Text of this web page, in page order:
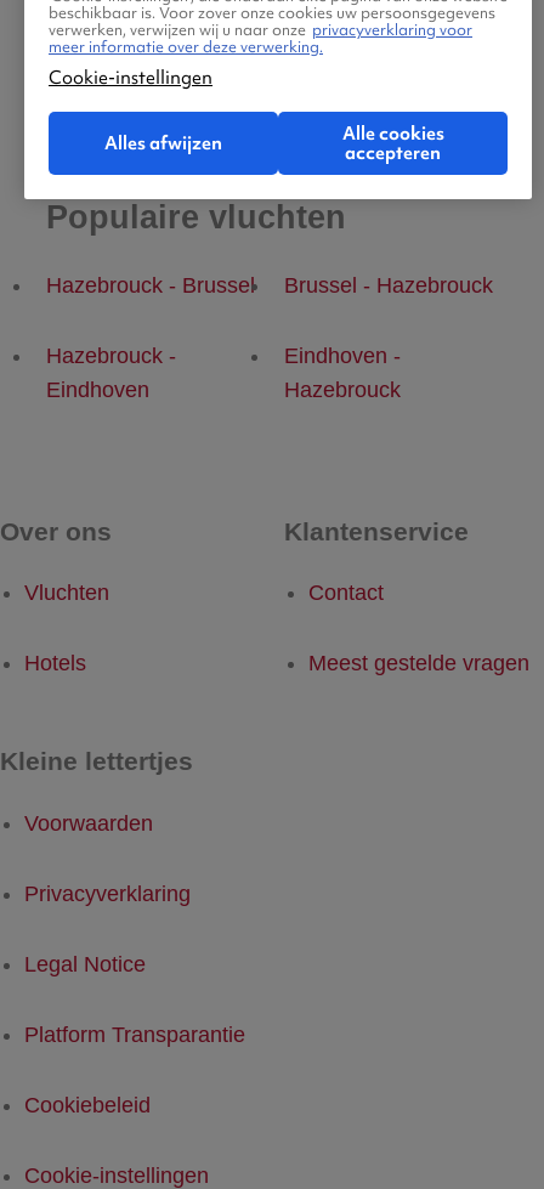
Populaire vluchten
Hazebrouck - Brussel Brussel - Hazebrouck
Hazebrouck -
Eindhoven
Eindhoven -
Hazebrouck
Over ons
Vluchten
Hotels
Klantenservice
Contact
Meest gestelde vragen
Kleine lettertjes
Voorwaarden
Privacyverklaring
Legal Notice
Platform Transparantie
Cookiebeleid
Cookie-instellingen
beschikbaar is. Voor zover onze cookies uw persoonsgegevens
verwerken, verwijzen wij u naar onze privacyverklaring voor
meer informatie over deze verwerking.
Cookie-instellingen
Alles afwijzen
Alle cookies
accepteren